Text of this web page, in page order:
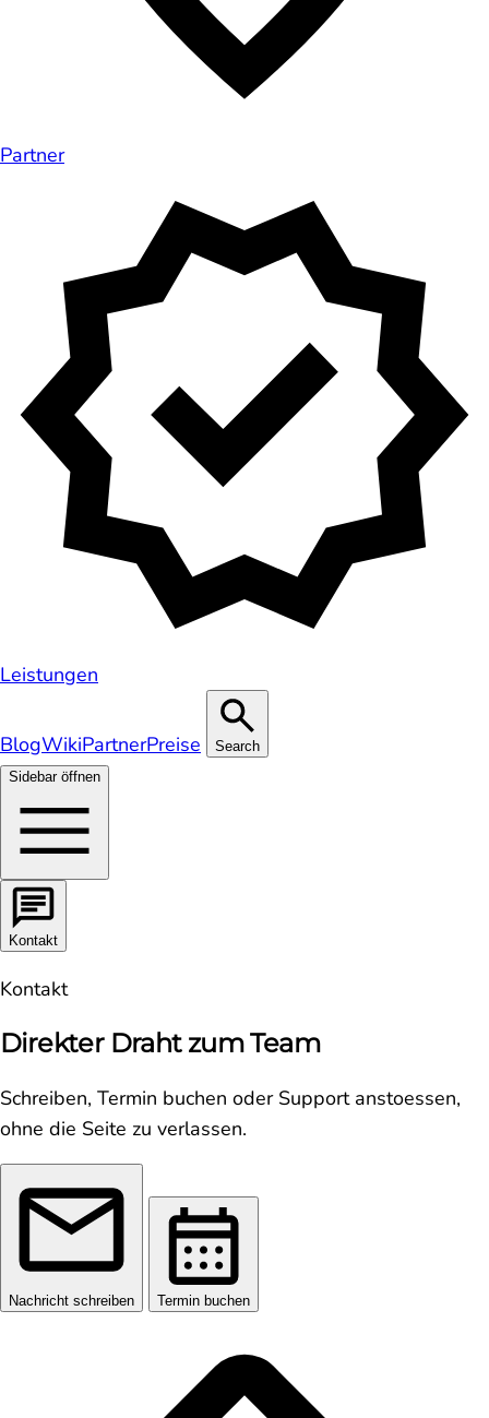
Partner
Leistungen
BlogWikiPartnerPreise
Search
Sidebar öffnen
Kontakt
Kontakt
Direkter Draht zum Team
Schreiben, Termin buchen oder Support anstoessen,
ohne die Seite zu verlassen.
Nachricht schreiben Termin buchen